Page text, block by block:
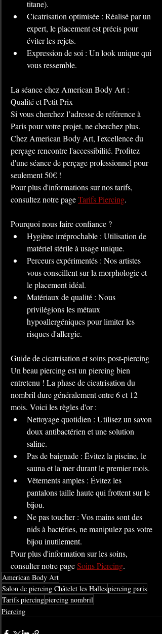
titane).
Cicatrisation optimisée : Réalisé par un
expert, le placement est précis pour
éviter les rejets.
Expression de soi : Un look unique qui
vous ressemble.
La séance chez American Body Art :
Qualité et Petit Prix
Si vous cherchez l’adresse de référence à
Paris pour votre projet, ne cherchez plus.
Chez American Body Art, l'excellence du
perçage rencontre l'accessibilité. Profitez
d'une séance de perçage professionnel pour
seulement 50€ !
Pour plus d'informations sur nos tarifs,
consultez notre page Tarifs Piercing.
Pourquoi nous faire confiance ?
Hygiène irréprochable : Utilisation de
matériel stérile à usage unique.
Perceurs expérimentés : Nos artistes
vous conseillent sur la morphologie et
le placement idéal.
Matériaux de qualité : Nous
privilégions les métaux
hypoallergéniques pour limiter les
risques d'allergie.
Guide de cicatrisation et soins post-piercing
Un beau piercing est un piercing bien
entretenu ! La phase de cicatrisation du
nombril dure généralement entre 6 et 12
mois. Voici les règles d'or :
Nettoyage quotidien : Utilisez un savon
doux antibactérien et une solution
saline.
Pas de baignade : Évitez la piscine, le
sauna et la mer durant le premier mois.
Vêtements amples : Évitez les
pantalons taille haute qui frottent sur le
bijou.
Ne pas toucher : Vos mains sont des
nids à bactéries, ne manipulez pas votre
bijou inutilement.
Pour plus d'information sur les soins,
consulter notre page Soins Piercing.
American Body Art
Salon de piercing Châtelet les Hallespiercing paris
Tarifs piercingpiercing nombril
Piercing